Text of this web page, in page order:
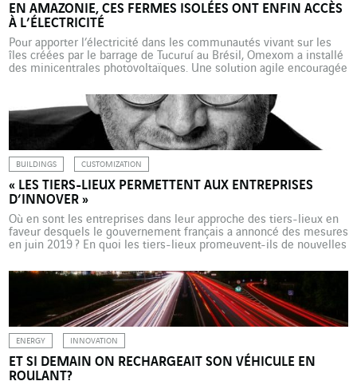
EN AMAZONIE, CES FERMES ISOLÉES ONT ENFIN ACCÈS
À L’ÉLECTRICITÉ
Pour apporter l’électricité dans les communautés vivant sur les
îles créées par le barrage de Tucuruí au Brésil, Omexom a installé
des minicentrales photovoltaïques. Une solution agile encouragée
Amazonie, les ouvriers qui ont construit le barrage
hydroélectrique de Tucuruí, l’un des plus grands du […]
BUILDINGS CUSTOMIZATION
« LES TIERS-LIEUX PERMETTENT AUX ENTREPRISES
D’INNOVER »
Où en sont les entreprises dans leur approche des tiers-lieux en
faveur desquels le gouvernement français a annoncé des mesures
en juin 2019 ? En quoi les tiers-lieux promeuvent-ils de nouvelles
la Fondation Travailler autrement, dont la « Mission Coworking :
Territoires, Travail, Numérique » a inspiré les pouvoirs publics. […]
ENERGY INNOVATION
ET SI DEMAIN ON RECHARGEAIT SON VÉHICULE EN
ROULANT?